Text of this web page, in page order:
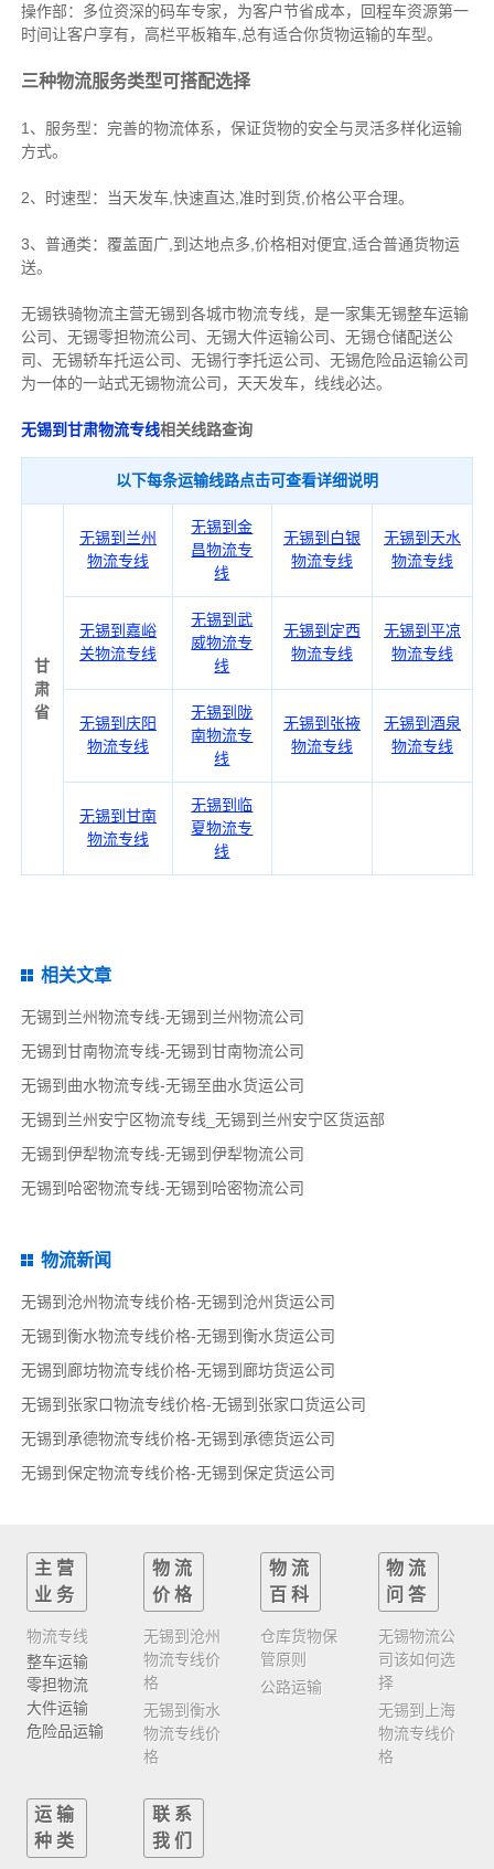
操作部：多位资深的码车专家，为客户节省成本，回程车资源第一
时间让客户享有，高栏平板箱车,总有适合你货物运输的车型。
三种物流服务类型可搭配选择
1、服务型：完善的物流体系，保证货物的安全与灵活多样化运输
方式。
2、时速型：当天发车,快速直达,准时到货,价格公平合理。
3、普通类：覆盖面广,到达地点多,价格相对便宜,适合普通货物运
送。
无锡铁骑物流主营无锡到各城市物流专线，是一家集无锡整车运输
公司、 无锡零担物流公司、 无锡大件运输公司、 无锡仓储配送公
司、 无锡轿车托运公司、 无锡行李托运公司、 无锡危险品运输公司
为一体的一站式无锡物流公司 ，天天发车，线线必达。
无锡到甘肃物流专线相关线路查询
以下每条运输线路点击可查看详细说明
甘
肃
省
无锡到兰州
物流专线
无锡到金
昌物流专
线
无锡到白银
物流专线
无锡到天水
物流专线
无锡到嘉峪
关物流专线
无锡到武
威物流专
线
无锡到定西
物流专线
无锡到平凉
物流专线
无锡到庆阳
物流专线
无锡到陇
南物流专
线
无锡到张掖
物流专线
无锡到酒泉
物流专线
无锡到甘南
物流专线
无锡到临
夏物流专
线
相关文章
无锡到兰州物流专线-无锡到兰州物流公司
无锡到甘南物流专线-无锡到甘南物流公司
无锡到曲水物流专线-无锡至曲水货运公司
无锡到兰州安宁区物流专线_无锡到兰州安宁区货运部
无锡到伊犁物流专线-无锡到伊犁物流公司
无锡到哈密物流专线-无锡到哈密物流公司
物流新闻
无锡到沧州物流专线价格-无锡到沧州货运公司
无锡到衡水物流专线价格-无锡到衡水货运公司
无锡到廊坊物流专线价格-无锡到廊坊货运公司
无锡到张家口物流专线价格-无锡到张家口货运公司
无锡到承德物流专线价格-无锡到承德货运公司
无锡到保定物流专线价格-无锡到保定货运公司
主营
业务
物流专线
整车运输
零担物流
大件运输
危险品运输
物流
价格
无锡到沧州
物流专线价
格
无锡到衡水
物流专线价
格
物流
百科
仓库货物保
管原则
公路运输
物流
问答
无锡物流公
司该如何选
择
无锡到上海
物流专线价
格
运输
种类
联系
我们